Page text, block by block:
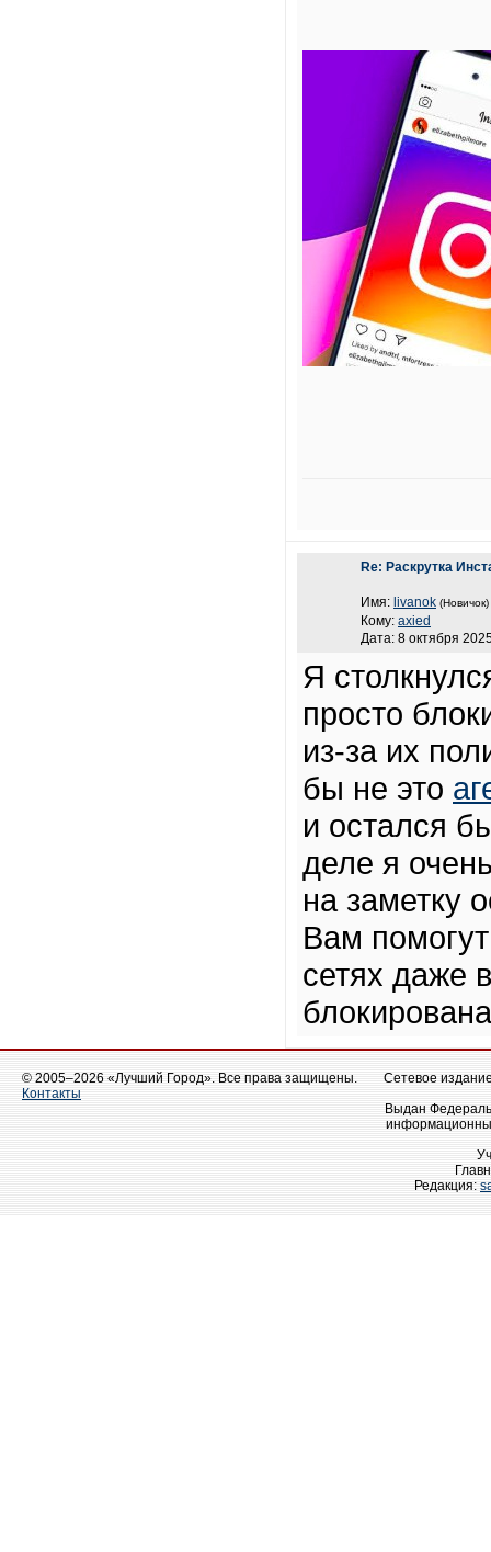
Re: Раскрутка
Имя: livanok (Новичок)
Кому: axied
Дата: 8 октября
Я
просто
из-за их
бы не это
и остался
деле я
на заметку
Вам
сетях даже
© 2005–2026 «Лучший Город». Все права защищены.
Контакты
Сетевое
Выдан
Редакция: